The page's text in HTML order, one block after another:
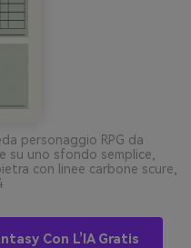
personaggio RPG da
su uno sfondo semplice,
con linee carbone scure,
Con L’IA Gratis